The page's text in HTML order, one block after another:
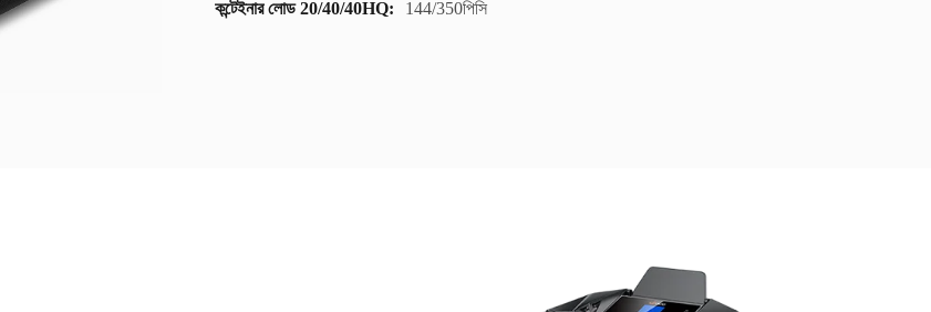
কন্টেইনার লোড 20/40/40HQ: 144/350পিসি